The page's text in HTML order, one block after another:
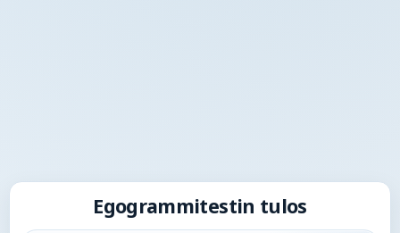
Egogrammitestin tulos